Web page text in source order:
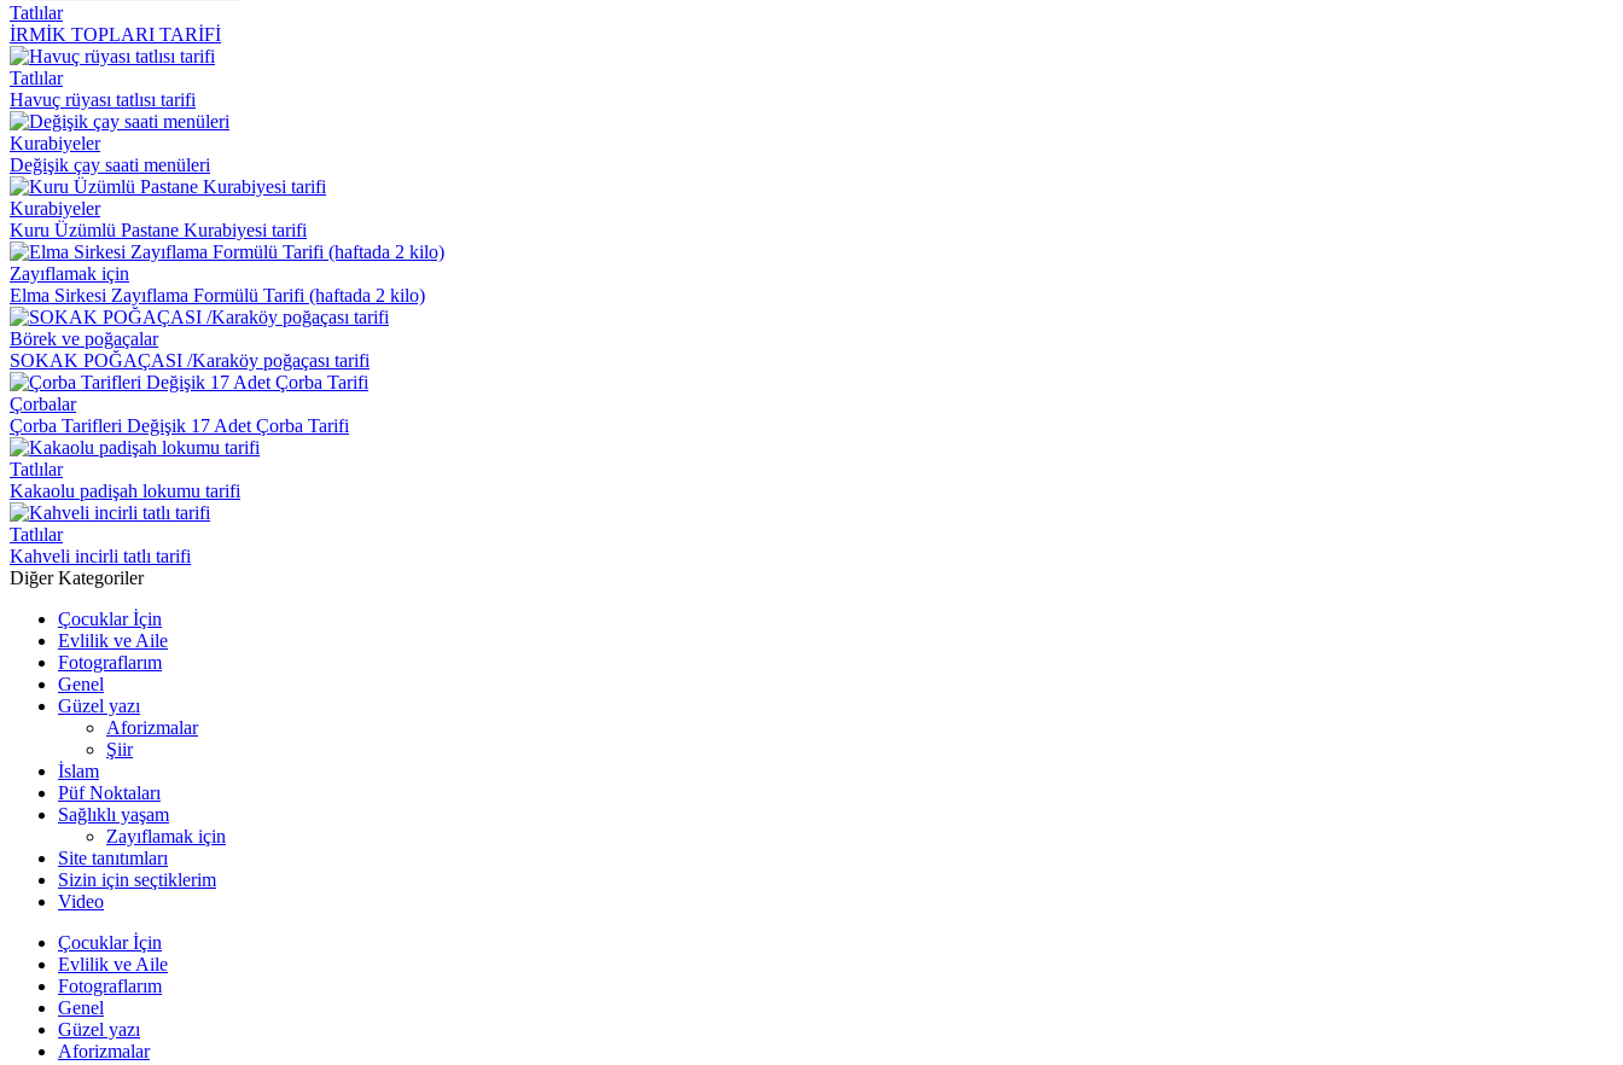
Tatlılar
İRMİK TOPLARI TARİFİ
Tatlılar
Havuç rüyası tatlısı tarifi
Kurabiyeler
Değişik çay saati menüleri
Kurabiyeler
Kuru Üzümlü Pastane Kurabiyesi tarifi
Zayıflamak için
Elma Sirkesi Zayıflama Formülü Tarifi (haftada 2 kilo)
Börek ve poğaçalar
SOKAK POĞAÇASI /Karaköy poğaçası tarifi
Çorbalar
Çorba Tarifleri Değişik 17 Adet Çorba Tarifi
Tatlılar
Kakaolu padişah lokumu tarifi
Tatlılar
Kahveli incirli tatlı tarifi
Diğer Kategoriler
Çocuklar İçin
Evlilik ve Aile
Fotograflarım
Genel
Güzel yazı
Aforizmalar
Şiir
İslam
Püf Noktaları
Sağlıklı yaşam
Zayıflamak için
Site tanıtımları
Sizin için seçtiklerim
Video
Çocuklar İçin
Evlilik ve Aile
Fotograflarım
Genel
Güzel yazı
Aforizmalar